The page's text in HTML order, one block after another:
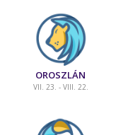
OROSZLÁN
VII. 23. - VIII. 22.